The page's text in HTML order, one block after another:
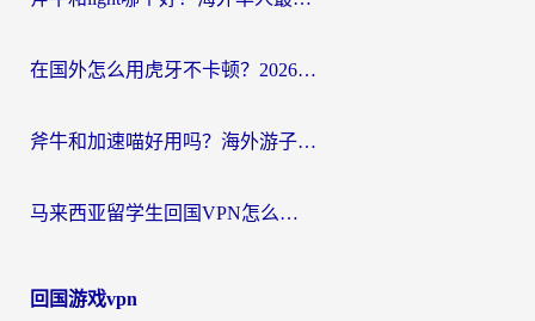
在国外怎么用虎牙不卡顿？2026海外华人亲测有效的回国加速器选择指南
斧牛和加速喵好用吗？海外游子的真实选择困境
马来西亚留学生回国VPN怎么选？3个避坑点+1款实测好用的加速器推荐
回国游戏vpn